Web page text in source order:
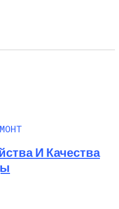
И Качества